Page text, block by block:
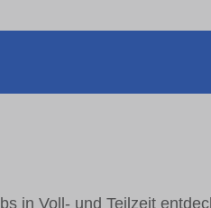
in Voll- und Teilzeit